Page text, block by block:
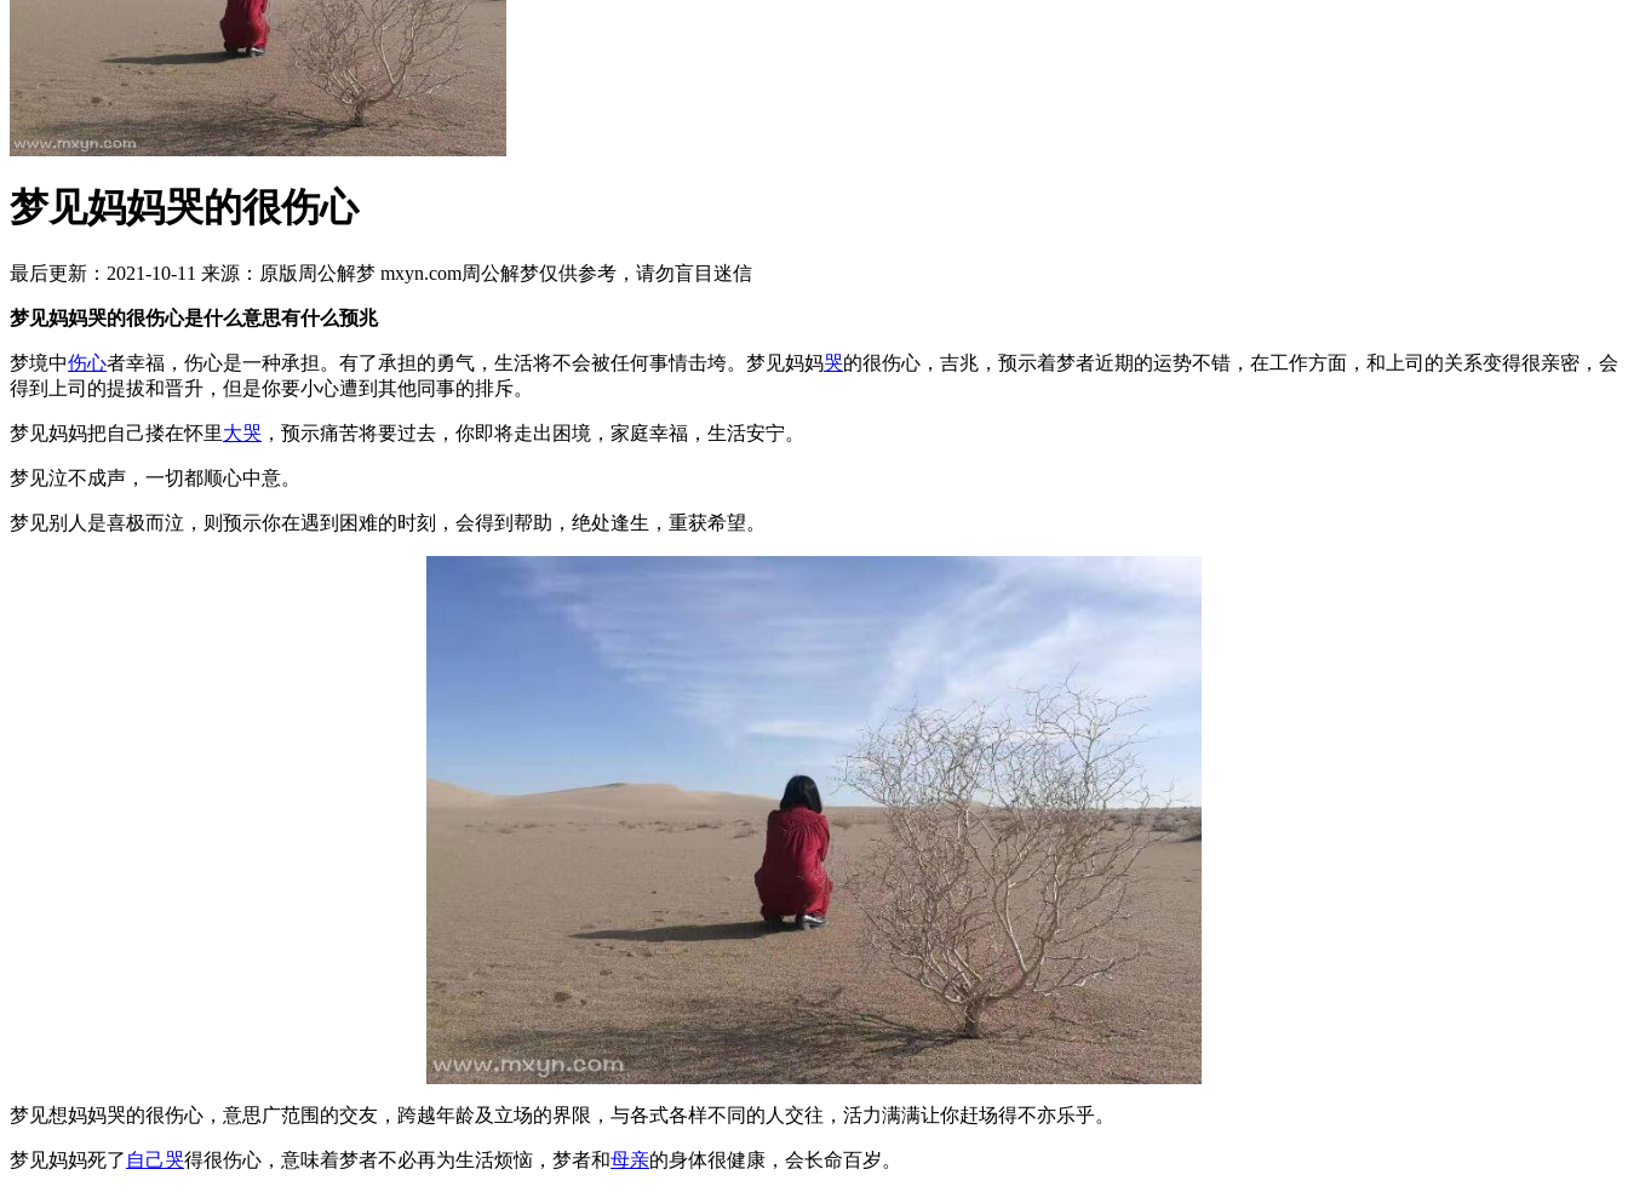
梦见妈妈哭的很伤心
最后更新：2021-10-11 来源：原版周公解梦 mxyn.com周公解梦仅供参考，请勿盲目迷信
梦见妈妈哭的很伤心是什么意思有什么预兆
梦境中伤心者幸福，伤心是一种承担。有了承担的勇气，生活将不会被任何事情击垮。梦见妈妈哭的很伤心，吉兆，预示着梦者近期的运势不错，在工作方面，和上司的关系变得很亲密，会
得到上司的提拔和晋升，但是你要小心遭到其他同事的排斥。
梦见妈妈把自己搂在怀里大哭 ，预示痛苦将要过去，你即将走出困境，家庭幸福，生活安宁。
梦见泣不成声，一切都顺心中意。
梦见别人是喜极而泣，则预示你在遇到困难的时刻，会得到帮助，绝处逢生，重获希望。
梦见想妈妈哭的很伤心，意思广范围的交友，跨越年龄及立场的界限，与各式各样不同的人交往，活力满满让你赶场得不亦乐乎。
梦见妈妈死了 自己哭得很伤心，意味着梦者不必再为生活烦恼，梦者和母亲的身体很健康，会长命百岁。